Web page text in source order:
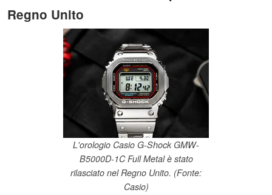
Regno Unito
L'orologio Casio G-Shock GMW-
B5000D-1C Full Metal è stato
rilasciato nel Regno Unito. (Fonte:
Casio)